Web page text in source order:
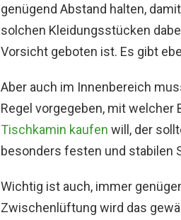
genügend Abstand halten,
solchen Kleidungsstücken
Vorsicht geboten ist. Es gibt
Aber auch im Innenbereich
Regel vorgegeben, mit
Tischkamin kaufen will, der
besonders festen und stabilen
Wichtig ist auch, immer
Zwischenlüftung wird das